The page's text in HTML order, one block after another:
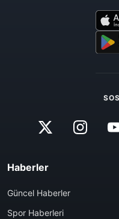
Haberler
Güncel Haberler
Spor Haberleri